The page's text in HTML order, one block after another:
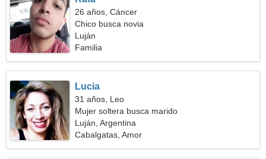
26 años, Cáncer
Chico busca novia
Luján
Familia
Lucia
31 años, Leo
Mujer soltera busca marido
Luján, Argentina
Cabalgatas, Amor